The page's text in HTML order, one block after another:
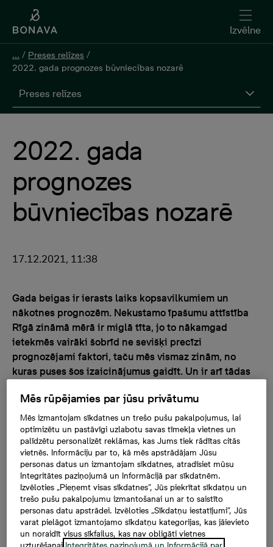
Izvēlne
... / Preses relīzes /
2022. gada prognozes būvniecības nozarē
Preses relīzes
2022. gada
prognozes
būvniecības nozarē
17.12.2021, 11:38
Gada beigas ir ierasts laiks kopsavilkumiem un
nākotnes prognozēm. Nekustamo īpašumu attīstība
Rīgā zināmā mērā ir miglā tīta, jo to nākamgad
ietekmēs vairāki šobrīd ne sevišķi precīzi
prognozējami faktori, taču mēs vismaz zinām, no
kuras puses šos izaicinājumus gaidīt. Un ir arī tādas
Kopumā aizejošais gads nekustamā īpašuma nozarei ir
bijis labvēlīgs. Nekustamo īpašumu attīstītājiem nav
trūcis iespēju pārdot jaunos mājokļus: pircējiem ir bijis
operatīvi pieejams banku finansējums un “Altum”
apsaimniekotās valsts atbalsta programmas, un
pandēmijas laikā ne vienam vien pieauguši uzkrājumi,
ko, uztraucoties par inflāciju, gribas gudri ieguldīt. Tā
kā akciju tirgus daudziem šķiet sarežģīts, cilvēki izvēlas
gadsimtiem senu un pārbaudītu ieguldījumu veidu –
Mēs rūpējamies par jūsu privātumu
Mēs izmantojam sīkdatnes un trešo pušu pakalpojumus, lai
optimizētu un pastāvīgi uzlabotu savas tīmekļa vietnes un
palīdzētu personalizēt reklāmas, kas Jums tiek rādītas citās
vietnēs. Informāciju par to, kā mēs apstrādājam Jūsu
personas datus un izmantojam sīkdatnes, atradīsiet mūsu
Integritātes paziņojumā un Informācijā par sīkdatnēm.
Izvēloties „Pieņemt visas sīkdatnes”, Jūs piekrītat sīkdatņu un
trešo pušu pakalpojumu izmantošanai un ar to saistīto
personas datu apstrādei. Izvēloties „Sīkdatņu iestatījumi”, Jūs
varat pielāgot izmantojamo sīkdatņu kategorijas, kas jāievieto
un noraidīt visus sīkfailus, kas nav obligāti vietnes
uzturēšanai.Integritātes paziņojumā un Informācijā par